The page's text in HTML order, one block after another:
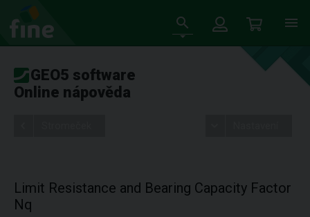
GEO5 software
Online nápověda
Limit Resistance and Bearing Capacity Factor
Nq